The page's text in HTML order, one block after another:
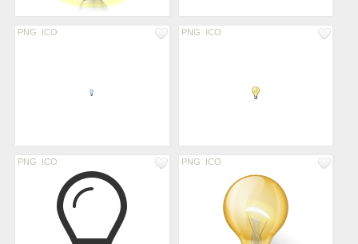
PNG ICO PNG ICO
PNG ICO PNG ICO